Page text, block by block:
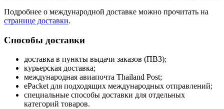
Подробнее о международной доставке можно прочитать на
странице доставки.
Способы доставки
доставка в пункты выдачи заказов (ПВЗ);
курьерская доставка;
международная авиапочта Thailand Post;
ePacket для подходящих международных отправлений;
специальные способы доставки для отдельных
категорий товаров.